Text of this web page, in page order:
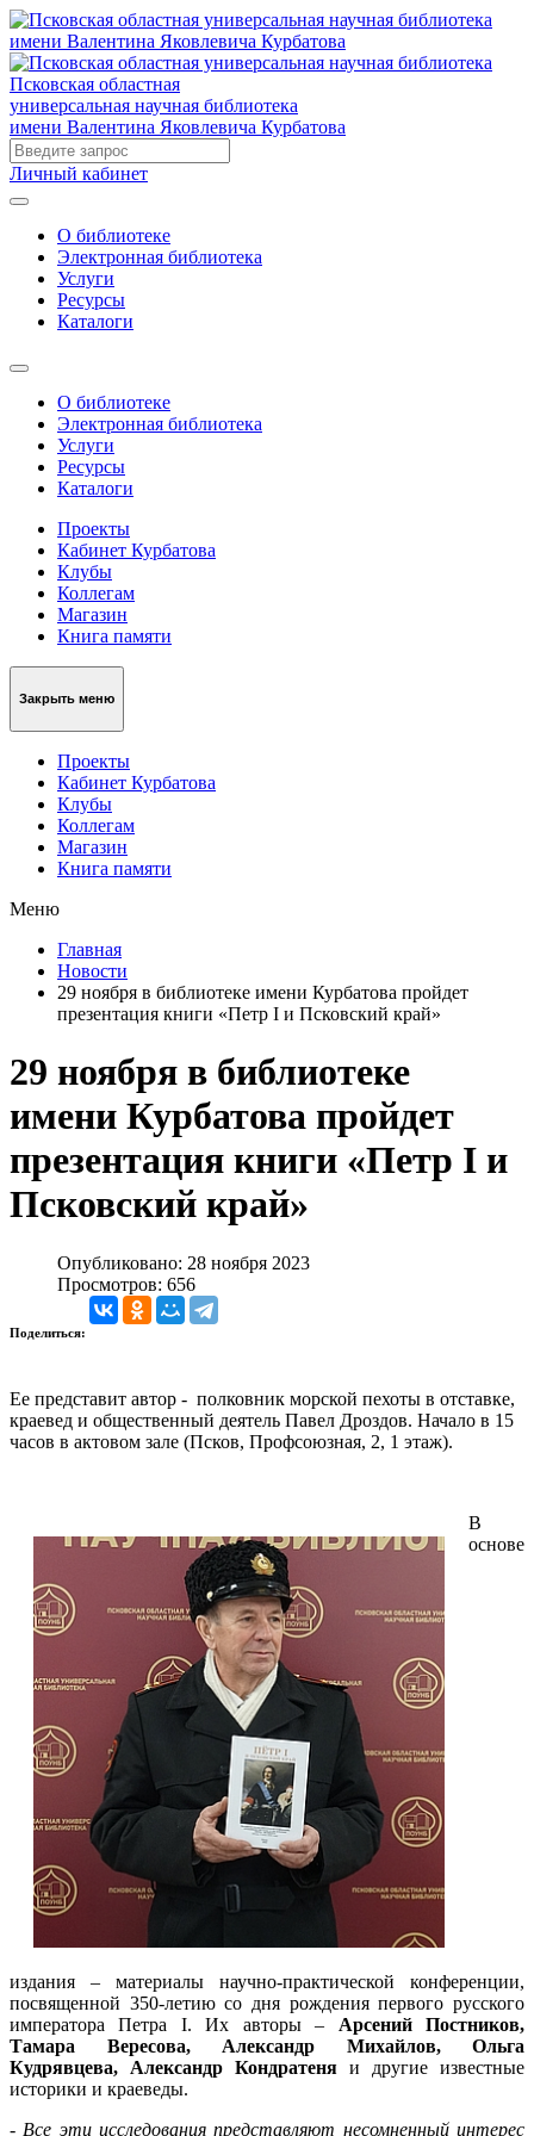
Псковская областная
универсальная научная библиотека
имени Валентина Яковлевича Курбатова
Личный кабинет
О библиотеке
Электронная библиотека
Услуги
Ресурсы
Каталоги
О библиотеке
Электронная библиотека
Услуги
Ресурсы
Каталоги
Проекты
Кабинет Курбатова
Клубы
Коллегам
Магазин
Книга памяти
Закрыть меню
Проекты
Кабинет Курбатова
Клубы
Коллегам
Магазин
Книга памяти
Меню
Главная
Новости
29 ноября в библиотеке имени Курбатова пройдет
презентация книги «Петр I и Псковский край»
29 ноября в библиотеке
имени Курбатова пройдет
презентация книги «Петр I и
Псковский край»
Опубликовано: 28 ноября 2023
Просмотров: 656
Поделиться:
Ее представит автор - полковник морской пехоты в отставке,
краевед и общественный деятель Павел Дроздов. Начало в 15
часов в актовом зале (Псков, Профсоюзная, 2, 1 этаж).
В
основе
издания – материалы научно-практической конференции,
посвященной 350-летию со дня рождения первого русского
императора Петра I. Их авторы – Арсений Постников,
Тамара Вересова, Александр Михайлов, Ольга
Кудрявцева, Александр Кондратеня и другие известные
историки и краеведы.
- Все эти исследования представляют несомненный интерес